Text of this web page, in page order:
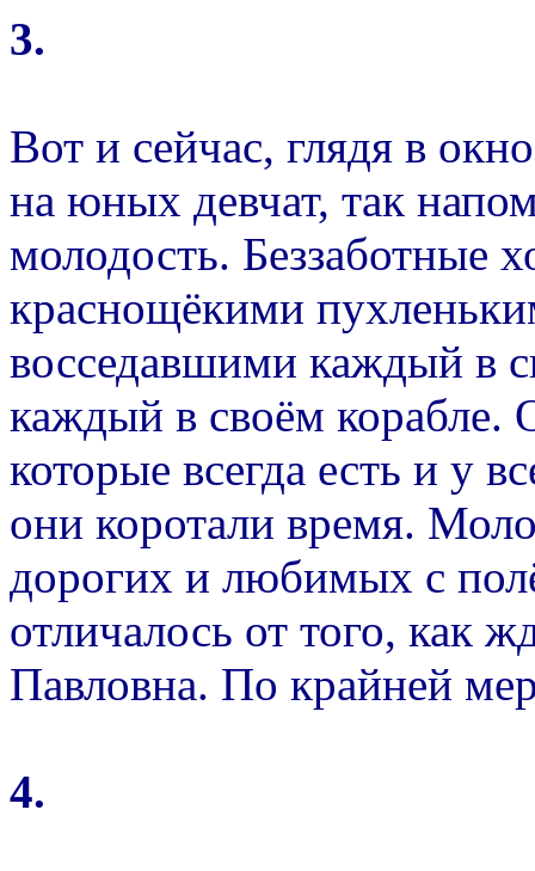
3.
Вот и сейчас, глядя в
на юных девчат, так
молодость. Беззаботные
краснощёкими
восседавшими каждый в
каждый в своём
которые всегда есть и у
они коротали время.
дорогих и любимых с
отличалось от того, как
Павловна. По крайней
4.